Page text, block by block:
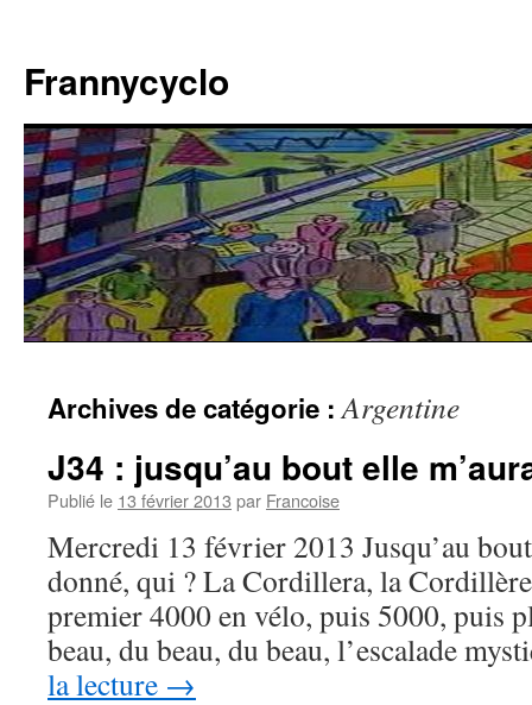
contenu
Frannycyclo
Archives de catégorie :Argentine
J34 : jusqu’au bout elle
Publié le 13 février 2013 par Francoise
Mercredi 13 février 2013 Jusqu’au
donné, qui ? La Cordillera, la
premier 4000 en vélo, puis 5000, puis
beau, du beau, du beau, l’escalade
la lecture →